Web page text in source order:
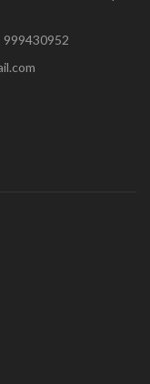
999430952